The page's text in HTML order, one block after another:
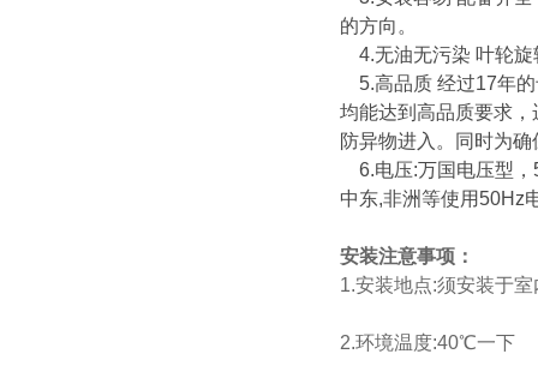
的方向。
4.无油无污染 叶轮旋
5.高品质 经过17年的
均能达到高品质要求
防异物进入。同时为
6.电压:万国电压型，
中东,非洲等使用50Hz
安装注意事项：
1.安装地点:须安装于
2.环境温度:40℃一下